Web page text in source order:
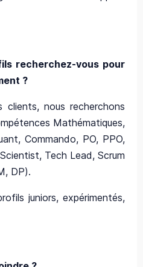
recherchez-vous pour
?
clients, nous recherchons
Mathématiques,
Commando, PO, PPO,
Tech Lead, Scrum
DP).
juniors, expérimentés,